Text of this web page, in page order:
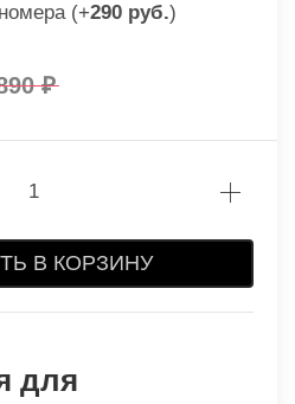
(+290 руб.)
В КОРЗИНУ
для